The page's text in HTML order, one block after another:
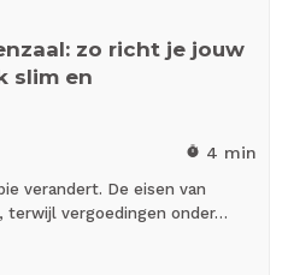
zo richt je jouw
slim en
timer 4 min
verandert. De eisen van
terwijl vergoedingen onder…